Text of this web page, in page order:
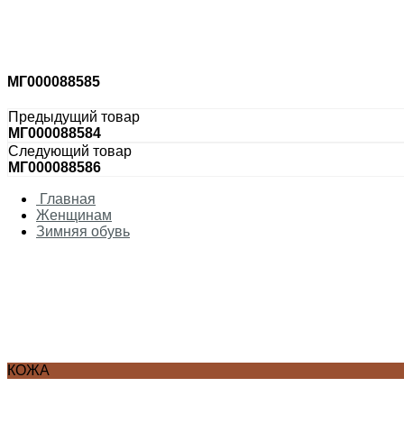
Парики
Головные уборы
МГ000088585
Предыдущий товар
МГ000088584
Следующий товар
МГ000088586
Главная
Женщинам
Зимняя обувь
КОЖА